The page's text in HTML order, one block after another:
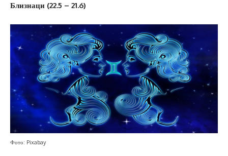
Близнаци (22.5 – 21.6)
Фото: Pixabay